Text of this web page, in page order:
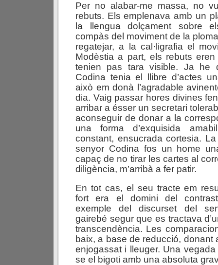
Per no alabar-me massa, no
rebuts. Els emplenava amb un
la llengua dolçament sobre
compàs del moviment de la
regatejar, a la cal·ligrafia el
Modèstia a part, els rebuts
tenien pas tara visible. Ja he
Codina tenia el llibre d’actes
això em donà l’agradable
dia. Vaig passar hores divines
arribar a ésser un secretari
aconseguir de donar a la
una forma d’exquisida
constant, ensucrada cortesia.
senyor Codina fos un home
capaç de no tirar les cartes al
diligència, m’arribà a fer patir.
En tot cas, el seu tracte em
fort era el domini del
exemple del discurset del
gairebé segur que es tractava
transcendència. Les
baix, a base de reducció, donant
enjogassat i lleuger. Una
se el bigoti amb una absoluta